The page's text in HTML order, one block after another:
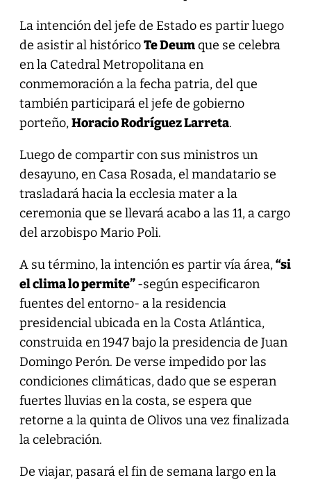
La intención del jefe de Estado es partir luego
de asistir al históricoTe Deumque se celebra
en la Catedral Metropolitana en
conmemoración a la fecha patria, del que
también participará el jefe de gobierno
porteño,Horacio Rodríguez Larreta.
Luego de compartir con sus ministros un
desayuno, en Casa Rosada, el mandatario se
trasladará hacia la ecclesia mater a la
ceremonia que se llevará acabo a las 11, a cargo
del arzobispo Mario Poli.
A su término, la intención es partir vía área,“si
el clima lo permite”-según especificaron
fuentes del entorno- a la residencia
presidencial ubicada en la Costa Atlántica,
construida en 1947 bajo la presidencia de Juan
Domingo Perón. De verse impedido por las
condiciones climáticas, dado que se esperan
fuertes lluvias en la costa, se espera que
retorne a la quinta de Olivos una vez finalizada
la celebración.
De viajar, pasará el fin de semana largo en la